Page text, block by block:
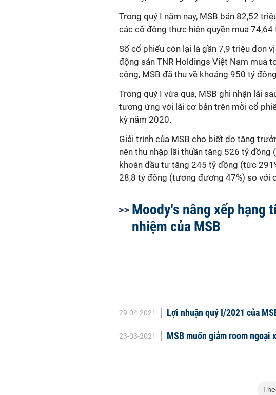
Trong quý I năm nay, MSB bán 82,52
các cổ đông thực hiện quyền mua 74,64
Số cổ phiếu còn lại là gần 7,9 triệu đơn
động sản TNR Holdings Việt Nam mua
cộng, MSB đã thu về khoảng 950 tỷ
Trong quý I vừa qua, MSB ghi nhận lãi
tương ứng với lãi cơ bản trên mỗi cổ
kỳ năm 2020.
Giải trình của MSB cho biết do tăng
nên thu nhập lãi thuần tăng 526 tỷ
khoán đầu tư tăng 245 tỷ đồng (tức
28,8 tỷ đồng (tương đương 47%) so với
Moody's nâng xếp hạng
nhiệm của MSB
29-04-2021 Lợi nhuận quý I/2021 của
23-03-2021 MSB muốn giảm room ngoại